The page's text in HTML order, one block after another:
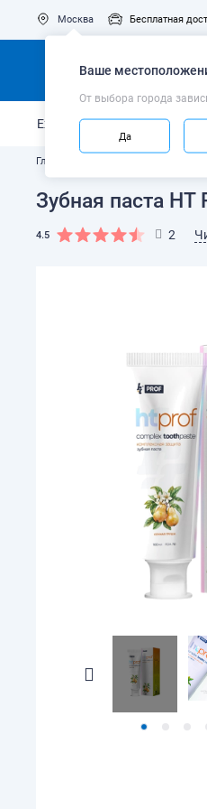
Москва
Ваше
От выбора города
Да
Бесплатная
Ежедневный уход
Главная
Зубная паста
4.5 2